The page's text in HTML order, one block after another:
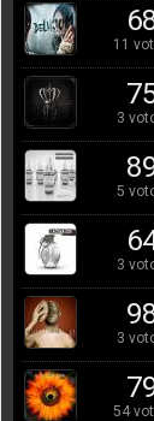
11
3
5
3
3
54